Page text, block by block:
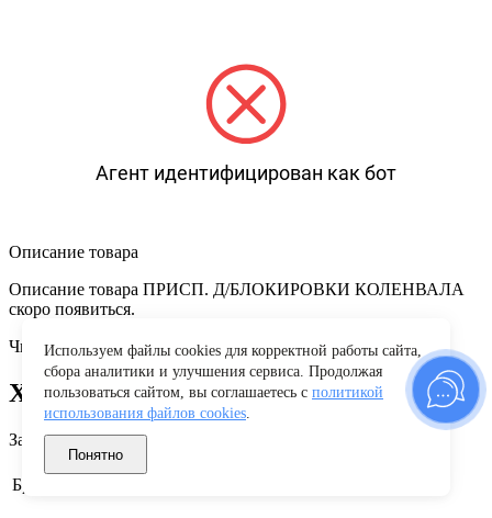
Агент идентифицирован как бот
Описание товара
Описание товара ПРИСП. Д/БЛОКИРОВКИ КОЛЕНВАЛА
скоро появиться.
Читать полностью
Характеристики
Заводские данные
Бренд
Используем файлы cookies для корректной работы сайта,
сбора аналитики и улучшения сервиса. Продолжая
пользоваться сайтом, вы соглашаетесь с политикой
использования файлов cookies.
Понятно